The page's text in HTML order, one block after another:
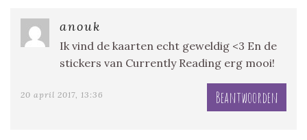
anouk
Ik vind de kaarten echt geweldig <3 En de
stickers van Currently Reading erg mooi!
20 april 2017, 13:36 Beantwoorden